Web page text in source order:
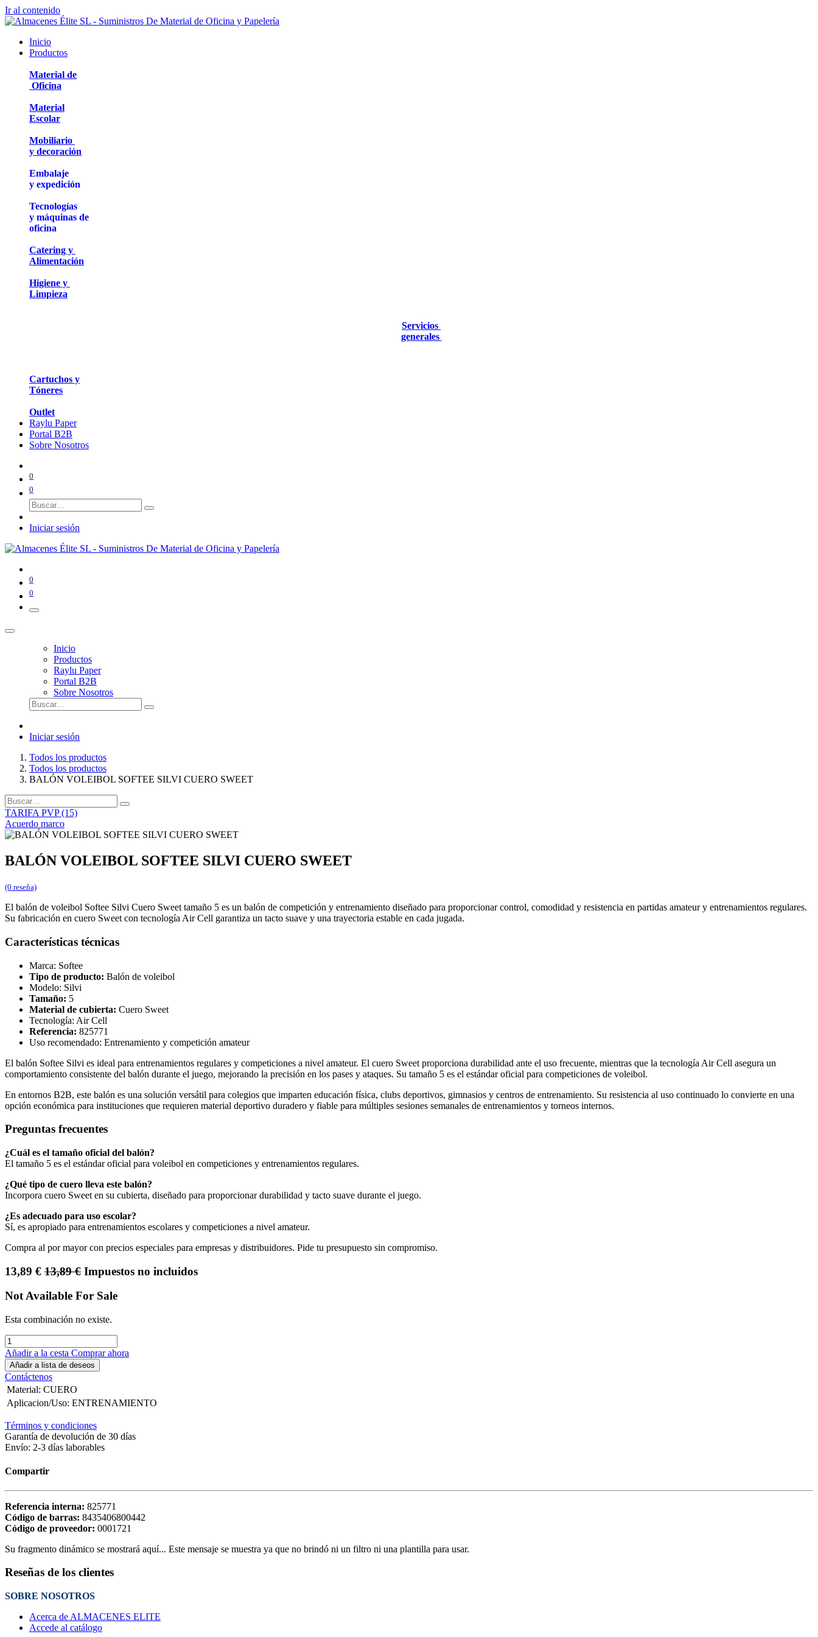
Ir al contenido
Inicio
Productos
Material de
Oficina
Material
Escolar
Mobiliario
y decoración
Embalaje
y expedición
Tecnologías
y máquinas de
oficina
Catering y
Alimentación
Higiene y
Limpieza
Servicios
generales
Cartuchos y
Tóneres
Outlet
Raylu Paper
Portal B2B
Sobre Nosotros
0
0
Iniciar sesión
0
0
Inicio
Productos
Raylu Paper
Portal B2B
Sobre Nosotros
Iniciar sesión
Todos los productos
Todos los productos
BALÓN VOLEIBOL SOFTEE SILVI CUERO SWEET
TARIFA PVP (15)
Acuerdo marco
BALÓN VOLEIBOL SOFTEE SILVI CUERO SWEET
(0 reseña)
El balón de voleibol Softee Silvi Cuero Sweet tamaño 5 es un balón de competición y entrenamiento diseñado para proporcionar control, comodidad y resistencia en partidas amateur y entrenamientos regulares.
Su fabricación en cuero Sweet con tecnología Air Cell garantiza un tacto suave y una trayectoria estable en cada jugada.
Características técnicas
Marca: Softee
Tipo de producto: Balón de voleibol
Modelo: Silvi
Tamaño: 5
Material de cubierta: Cuero Sweet
Tecnología: Air Cell
Referencia: 825771
Uso recomendado: Entrenamiento y competición amateur
El balón Softee Silvi es ideal para entrenamientos regulares y competiciones a nivel amateur. El cuero Sweet proporciona durabilidad ante el uso frecuente, mientras que la tecnología Air Cell asegura un
comportamiento consistente del balón durante el juego, mejorando la precisión en los pases y ataques. Su tamaño 5 es el estándar oficial para competiciones de voleibol.
En entornos B2B, este balón es una solución versátil para colegios que imparten educación física, clubs deportivos, gimnasios y centros de entrenamiento. Su resistencia al uso continuado lo convierte en una
opción económica para instituciones que requieren material deportivo duradero y fiable para múltiples sesiones semanales de entrenamientos y torneos internos.
Preguntas frecuentes
¿Cuál es el tamaño oficial del balón?
El tamaño 5 es el estándar oficial para voleibol en competiciones y entrenamientos regulares.
¿Qué tipo de cuero lleva este balón?
Incorpora cuero Sweet en su cubierta, diseñado para proporcionar durabilidad y tacto suave durante el juego.
¿Es adecuado para uso escolar?
Sí, es apropiado para entrenamientos escolares y competiciones a nivel amateur.
Compra al por mayor con precios especiales para empresas y distribuidores. Pide tu presupuesto sin compromiso.
13,89 € 13,89€ Impuestos no incluidos
Not Available For Sale
Esta combinación no existe.
Añadir a la cesta Comprar ahora
Añadir a lista de deseos
Contáctenos
Material: CUERO
Aplicacion/Uso: ENTRENAMIENTO
Términos y condiciones
Garantía de devolución de 30 días
Envío: 2-3 días laborables
Compartir
Referencia interna: 825771
Código de barras: 8435406800442
Código de proveedor: 0001721
Su fragmento dinámico se mostrará aquí... Este mensaje se muestra ya que no brindó ni un filtro ni una plantilla para usar.
Reseñas de los clientes
SOBRE NOSOTROS
Acerca de ALMACENES ELITE
Accede al catálogo